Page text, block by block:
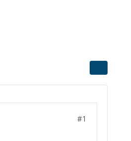
#1